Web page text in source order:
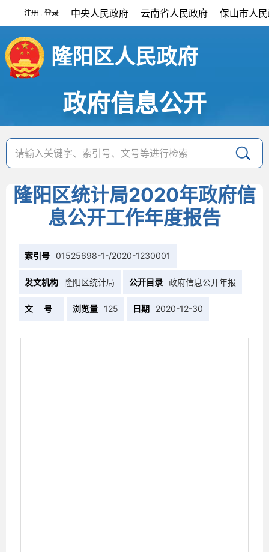
注册 登录 中央人民政府 云南省人民政府 保山市人
隆阳区人民政府
政府信息公开
隆阳区统计局2020年政府信
息公开工作年度报告
索引号 01525698-1-/2020-1230001
发文机构 隆阳区统计局 公开目录 政府信息公开年报
文 号 浏览量 125 日期 2020-12-30